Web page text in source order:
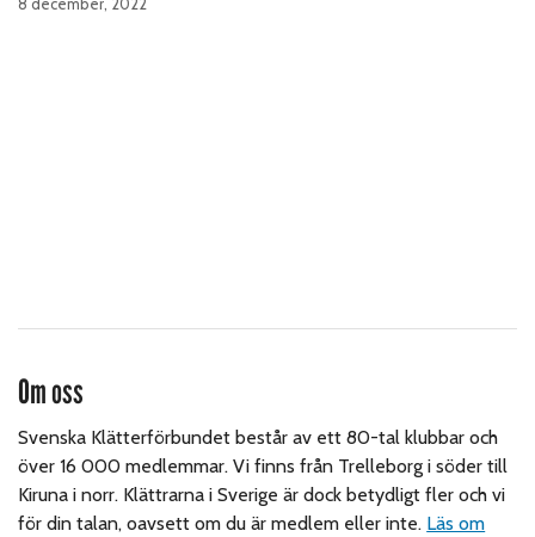
Om oss
Svenska Klätterförbundet består av ett 80-tal klubbar och
över 16 000 medlemmar. Vi finns från Trelleborg i söder till
Kiruna i norr. Klättrarna i Sverige är dock betydligt fler och vi
för din talan, oavsett om du är medlem eller inte. Läs om